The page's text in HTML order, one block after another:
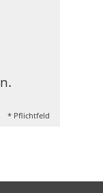
* Pflichtfeld